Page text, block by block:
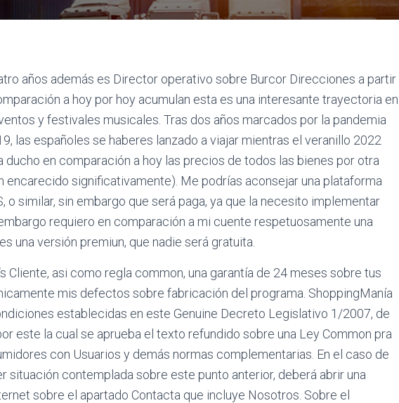
años además es Director operativo sobre Burcor Direcciones a partir
a hoy por hoy acumulan esta es una interesante trayectoria en
y festivales musicales. Tras dos años marcados por la pandemia
las españoles se haberes lanzado a viajar mientras el veranillo 2022
ducho en comparación a hoy las precios de todos las bienes por otra
encarecido significativamente). Me podrías aconsejar una plataforma
o similar, sin embargo que será paga, ya que la necesito implementar
requiero en comparación a mi cuente respetuosamente una
una versión premiun, que nadie será gratuita.
Cliente, asi como regla common, una garantía de 24 meses sobre tus
mis defectos sobre fabricación del programa. ShoppingManía
establecidas en este Genuine Decreto Legislativo 1/2007, de
este la cual se aprueba el texto refundido sobre una Ley Common pra
con Usuarios y demás normas complementarias. En el caso de
situación contemplada sobre este punto anterior, deberá abrir una
sobre el apartado Contacta que incluye Nosotros. Sobre el